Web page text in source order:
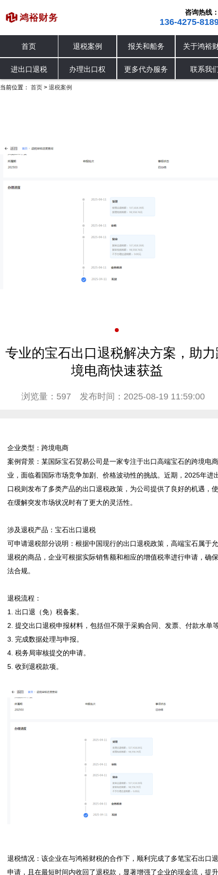
咨询热线
136-4275-
首页
进出口退税
退税案例
办理出口权
报关和船务
更多代办服务
关于鸿裕
联系我
进出口退税 退税案例 办理出口权
当前位置： 首页 > 退税案例
专业的宝石出口退税解决方案，助
境电商快速获益
浏览量：597 发布时间：2025-08-19 11:59:00
企业类型：跨境电商
案例背景：某国际宝石贸易公司是一家专注于出口高端宝石的跨境电
业，面临着国际市场竞争加剧、价格波动性的挑战。近期，2025年进
口税则发布了多类产品的出口退税政策，为公司提供了良好的机遇，
在缓解突发市场状况时有了更大的灵活性。
涉及退税产品：宝石出口退税
可申请退税部分说明：根据中国现行的出口退税政策，高端宝石属于
退税的商品，企业可根据实际销售额和相应的增值税率进行申请，确
法合规。
退税流程：
1. 出口退（免）税备案。
2. 提交出口退税申报材料，包括但不限于采购合同、发票、付款水单
3. 完成数据处理与申报。
4. 税务局审核提交的申请。
5. 收到退税款项。
退税情况：该企业在与鸿裕财税的合作下，顺利完成了多笔宝石出口
申请，且在最短时间内收回了退税款，显著增强了企业的现金流，提